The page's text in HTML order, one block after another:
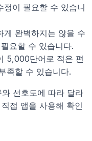
정이 필요할 수 있습니
게 완벽하지는 않을 수
요할 수 있습니다.
5,000단어로 적은 편
족할 수 있습니다.
선호도에 따라 달라
접 앱을 사용해 확인